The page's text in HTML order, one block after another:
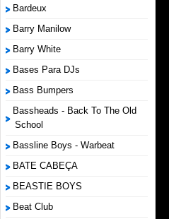
Bardeux
Barry Manilow
Barry White
Bases Para DJs
Bass Bumpers
Bassheads - Back To The Old
School
Bassline Boys - Warbeat
BATE CABEÇA
BEASTIE BOYS
Beat Club